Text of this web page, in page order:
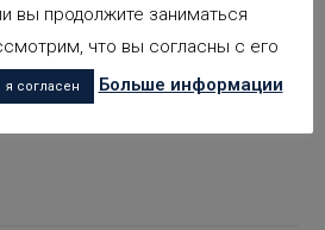
МАНАУС,
вы продолжите заниматься
что вы согласны с его
я согласен Больше информации